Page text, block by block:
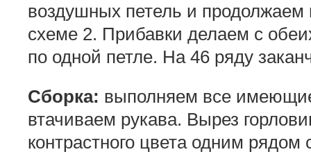
воздушных петель и
схеме 2. Прибавки делаем с
по одной петле. На 46 ряду
Сборка: выполняем все
втачиваем рукава. Вырез
контрастного цвета одним рядом